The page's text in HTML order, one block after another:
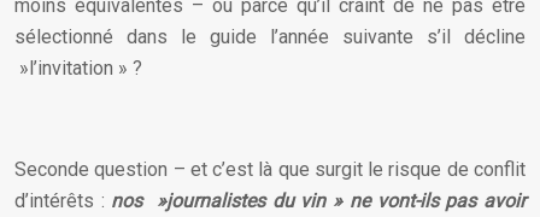
moins équivalentes – ou parce qu’il craint de ne pas être
sélectionné dans le guide l’année suivante s’il décline
»l’invitation » ?
Seconde question – et c’est là que surgit le risque de conflit
d’intérêts : nos »journalistes du vin » ne vont-ils pas avoir